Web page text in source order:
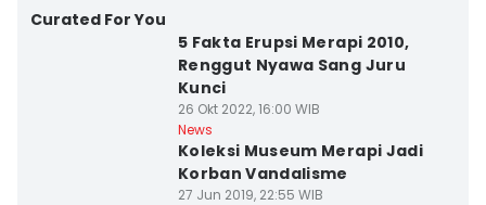
Curated For You
5 Fakta Erupsi Merapi 2010,
Renggut Nyawa Sang Juru
Kunci
26 Okt 2022, 16:00 WIB
News
Koleksi Museum Merapi Jadi
Korban Vandalisme
27 Jun 2019, 22:55 WIB